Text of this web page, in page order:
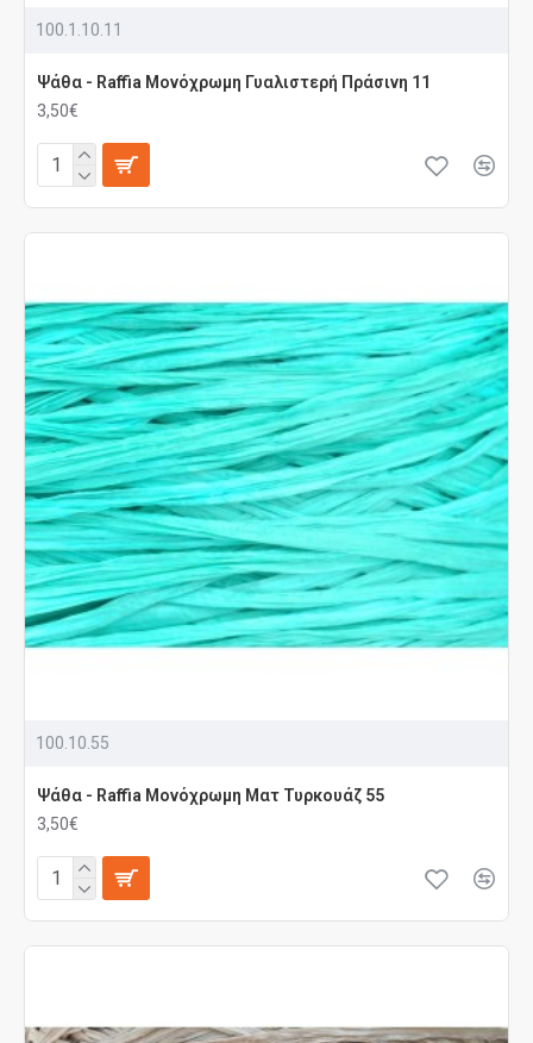
100.1.10.11
Ψάθα - Raffia Μονόχρωμη Γυαλιστερή Πράσινη 11
3,50€
100.10.55
Ψάθα - Raffia Μονόχρωμη Ματ Τυρκουάζ 55
3,50€